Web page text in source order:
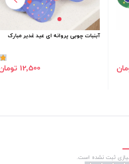
آبنبات چوبی پروانه ای عید غدیر مبارک
12٬500 تومان
ثبت نشده است.